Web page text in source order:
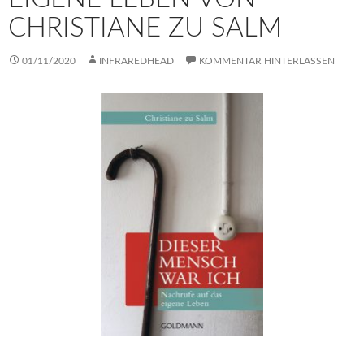
CHRISTIANE ZU SALM
01/11/2020 INFRAREDHEAD KOMMENTAR HINTERLASSEN